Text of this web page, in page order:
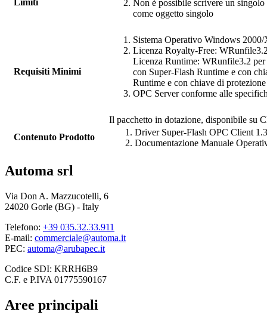
Limiti
Non è possibile scrivere un
come oggetto singolo
Requisiti Minimi
Sistema Operativo Windows 2000/
Licenza Royalty-Free: WRunfile
Licenza Runtime: WRunfile3.2
con Super-Flash Runtime e con
Runtime e con chiave di
OPC Server conforme alle
Contenuto Prodotto
Il pacchetto in dotazione, disponibile su
Driver Super-Flash OPC Client
Documentazione Manuale
Automa srl
Via Don A. Mazzucotelli, 6
24020 Gorle (BG) - Italy
Telefono: +39 035.32.33.911
E-mail: commerciale@automa.it
PEC: automa@arubapec.it
Codice SDI: KRRH6B9
C.F. e P.IVA 01775590167
Aree principali